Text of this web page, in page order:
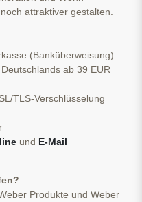
attraktiver gestalten.
(Banküberweisung)
ab 39 EUR
TLS-Verschlüsselung
und E-Mail
Produkte und Weber